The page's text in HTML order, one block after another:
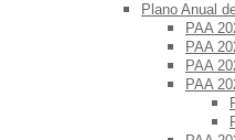
Plano Anual
PAA
PAA
PAA
PAA